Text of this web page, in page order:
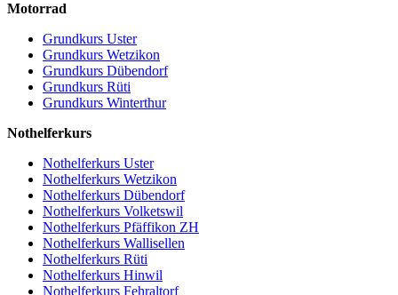
Motorrad
Grundkurs Uster
Grundkurs Wetzikon
Grundkurs Dübendorf
Grundkurs Rüti
Grundkurs Winterthur
Nothelferkurs
Nothelferkurs Uster
Nothelferkurs Wetzikon
Nothelferkurs Dübendorf
Nothelferkurs Volketswil
Nothelferkurs Pfäffikon ZH
Nothelferkurs Wallisellen
Nothelferkurs Rüti
Nothelferkurs Hinwil
Nothelferkurs Fehraltorf